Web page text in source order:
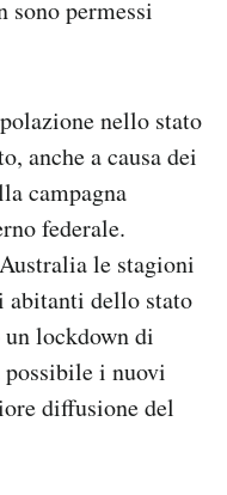
sono permessi
nello stato
anche a causa dei
campagna
federale.
le stagioni
abitanti dello stato
lockdown di
i nuovi
diffusione del